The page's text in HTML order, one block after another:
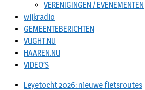
VERENIGINGEN / EVENEMENTEN
wijkradio
GEMEENTEBERICHTEN
VUGHT.NU
HAAREN.NU
VIDEO’S
Leyetocht 2026: nieuwe fietsroutes